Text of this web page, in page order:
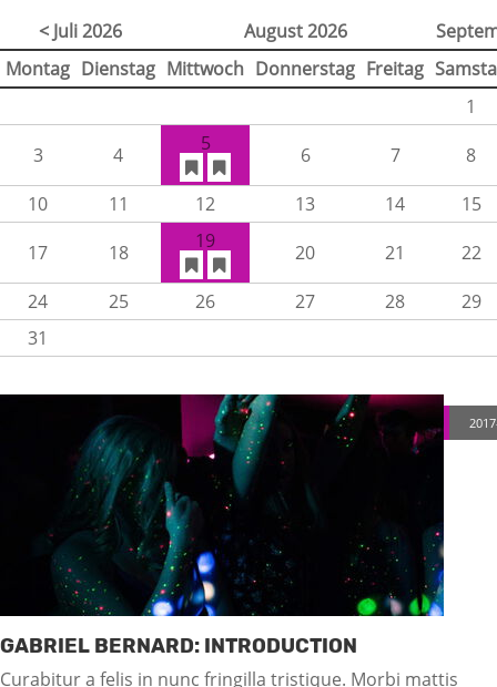
< Juli 2026 August 2026
Montag Dienstag Mittwoch Donnerstag Freitag
1
3
4 5 6 7
8
10
11 12 13 14
15
17
18 19 20 21
22
24
25 26 27 28
29
31
GABRIEL BERNARD: INTRODUCTION
Curabitur a felis in nunc fringilla tristique. Morbi mattis